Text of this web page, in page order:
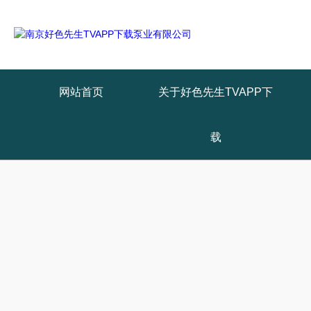
网站首页 关于好色先生TVAPP下
载